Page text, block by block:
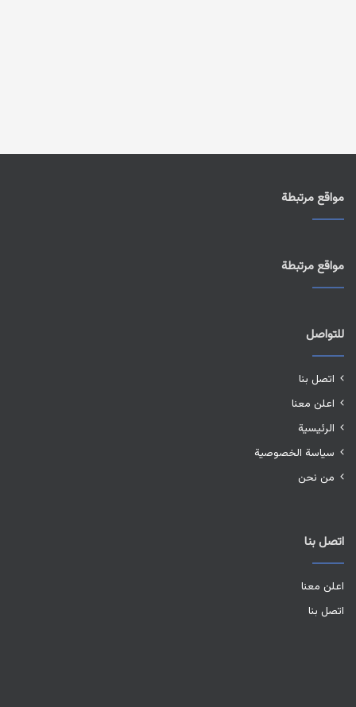
مواقع مرتبطة
مواقع مرتبطة
للتواصل
اتصل بنا
اعلن معنا
الرئيسية
سياسة الخصوصية
من نحن
اتصل بنا
اعلن معنا
اتصل بنا